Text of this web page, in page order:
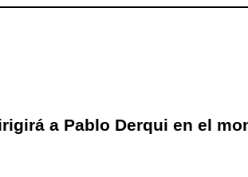
a Pablo Derqui en el